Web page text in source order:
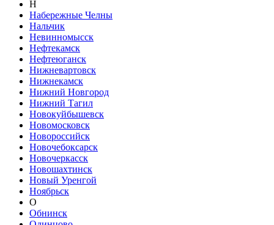
Н
Набережные Челны
Нальчик
Невинномысск
Нефтекамск
Нефтеюганск
Нижневартовск
Нижнекамск
Нижний Новгород
Нижний Тагил
Новокуйбышевск
Новомосковск
Новороссийск
Новочебоксарск
Новочеркасск
Новошахтинск
Новый Уренгой
Ноябрьск
О
Обнинск